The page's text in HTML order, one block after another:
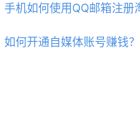
手机如何使用QQ邮箱注册
如何开通自媒体账号赚钱